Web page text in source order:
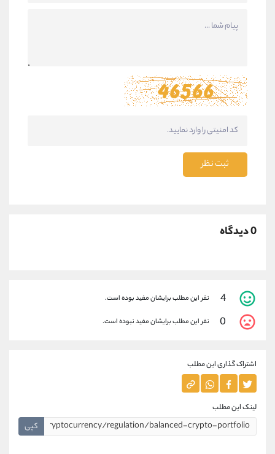
ثبت نظر
0 دیدگاه
4 نفر این مطلب برایشان مفید بوده است.
0 نفر این مطلب برایشان مفید نبوده است.
اشتراک گذاری این مطلب
لینک این مطلب
کپی